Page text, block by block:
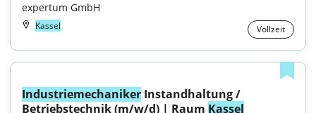
expertum GmbH
Kassel Vollzeit
Industriemechaniker Instandhaltung /
Betriebstechnik (m/w/d) | Raum Kassel